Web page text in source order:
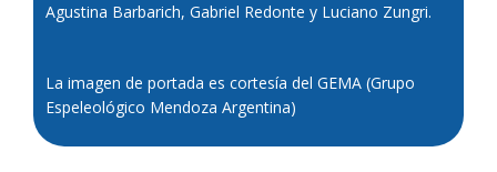
Agustina Barbarich, Gabriel Redonte y Luciano Zungri.
La imagen de portada es cortesía del GEMA (Grupo
Espeleológico Mendoza Argentina)